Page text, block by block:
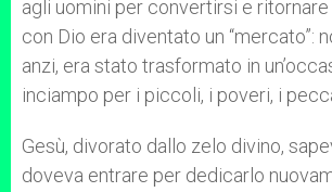
agli uomini per convertirsi e
con Dio era diventato un “mercato”:
anzi, era stato trasformato in
inciampo per i piccoli, i poveri, i
Gesù, divorato dallo zelo divino,
doveva entrare per dedicarlo